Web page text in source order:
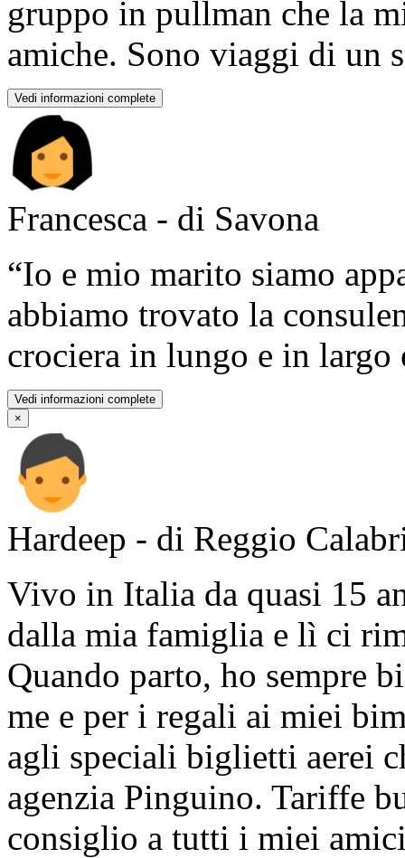
gruppo in pullman che la
amiche. Sono viaggi di un
Vedi informazioni complete
Francesca - di Savona
“Io e mio marito siamo
abbiamo trovato la
crociera in lungo e in largo
Vedi informazioni complete
×
Hardeep - di Reggio
Vivo in Italia da quasi 15
dalla mia famiglia e lì ci
Quando parto, ho sempre
me e per i regali ai miei
agli speciali biglietti aerei
agenzia Pinguino. Tariffe
consiglio a tutti i miei